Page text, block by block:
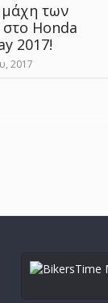
των
Honda
2017!
2017